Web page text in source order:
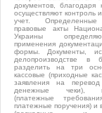
документов, благодаря
осуществляют контроль
учет. Определенные
правовые акты
Украины
применения
формы. Документы,
делопроизводстве в
разделить на три
кассовые (приходные
заявления на
денежные чеки),
(платежные
платежные поручения) и